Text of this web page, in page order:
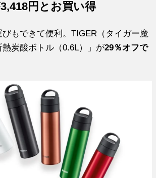
3,418円とお買い得
もできて便利。TIGER（タイガー魔
炭酸ボトル（0.6L）」が29％オフで